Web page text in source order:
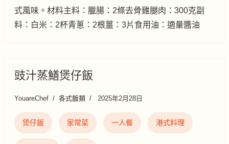
式風味。材料主料：臘腸：2條去骨雞腿肉：300克副
料：白米：2杯青蔥：2根薑：3片食用油：適量醬油
豉汁蒸鱔煲仔飯
YouareChef 各式飯類 2025年2月28日
煲仔飯 家常菜 一人餐 港式料理